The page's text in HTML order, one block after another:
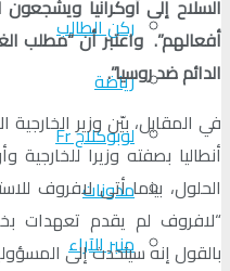
ركن الطالب
رياضة
لوبوكلاج Fr
مدونات
منبر الآراء
السلاح إلى أوكرانيا
أفعالهم”. واعتبر أن “مطلب
الدائم ضد روسيا”.
في المقابل، بيّن وزير الخارجية
أنطاليا بصفته وزيرا للخارجية
الحلول، بينما أتى لافروف
“لافروف لم يقدم تعهدات
بالقول إنه سيتحدث إلى